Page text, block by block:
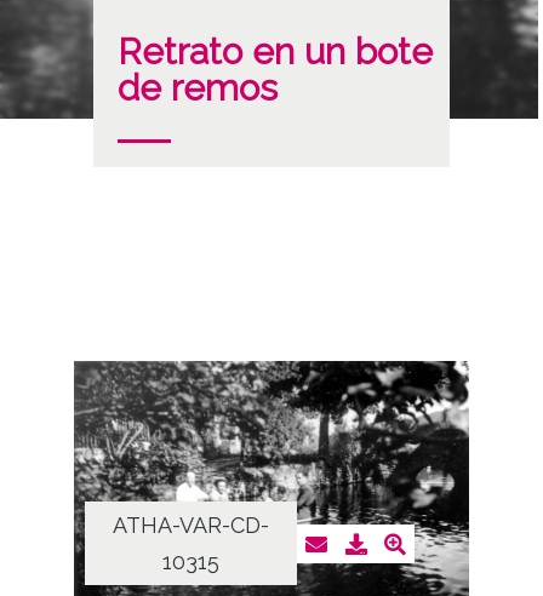
Retrato en un bote
de remos
ATHA-VAR-CD-
10315